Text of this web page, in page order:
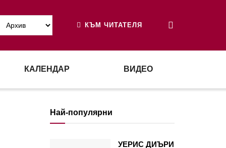
КЪМ ЧИТАТЕЛЯ
КАЛЕНДАР ВИДЕО
Най-популярни
УЕРИС ДИЪРИ